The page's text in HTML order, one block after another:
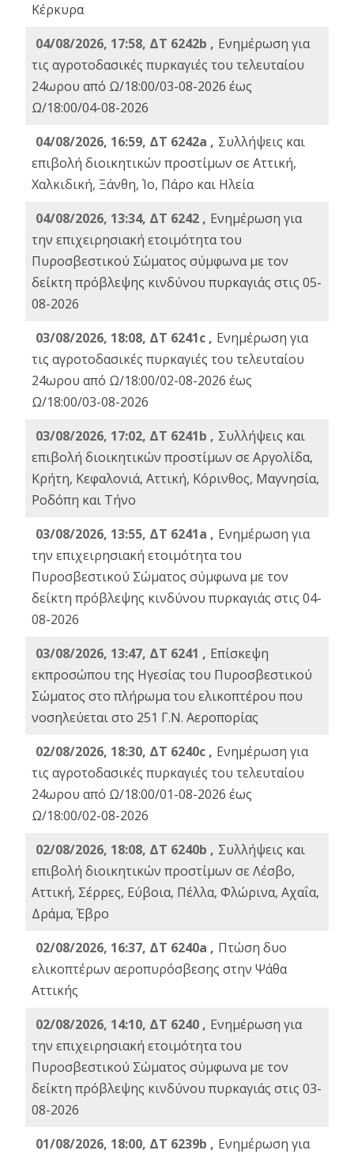
Κέρκυρα
04/08/2026, 17:58, ΔΤ 6242b , Ενημέρωση για
τις αγροτοδασικές πυρκαγιές του τελευταίου
24ωρου από Ω/18:00/03-08-2026 έως
Ω/18:00/04-08-2026
04/08/2026, 16:59, ΔΤ 6242a , Συλλήψεις και
επιβολή διοικητικών προστίμων σε Αττική,
Χαλκιδική, Ξάνθη, Ίο, Πάρο και Ηλεία
04/08/2026, 13:34, ΔΤ 6242 , Ενημέρωση για
την επιχειρησιακή ετοιμότητα του
Πυροσβεστικού Σώματος σύμφωνα με τον
δείκτη πρόβλεψης κινδύνου πυρκαγιάς στις 05-
08-2026
03/08/2026, 18:08, ΔΤ 6241c , Ενημέρωση για
τις αγροτοδασικές πυρκαγιές του τελευταίου
24ωρου από Ω/18:00/02-08-2026 έως
Ω/18:00/03-08-2026
03/08/2026, 17:02, ΔΤ 6241b , Συλλήψεις και
επιβολή διοικητικών προστίμων σε Αργολίδα,
Κρήτη, Κεφαλονιά, Αττική, Κόρινθος, Μαγνησία,
Ροδόπη και Τήνο
03/08/2026, 13:55, ΔΤ 6241a , Ενημέρωση για
την επιχειρησιακή ετοιμότητα του
Πυροσβεστικού Σώματος σύμφωνα με τον
δείκτη πρόβλεψης κινδύνου πυρκαγιάς στις 04-
08-2026
03/08/2026, 13:47, ΔΤ 6241 , Επίσκεψη
εκπροσώπου της Ηγεσίας του Πυροσβεστικού
Σώματος στο πλήρωμα του ελικοπτέρου που
νοσηλεύεται στο 251 Γ.Ν. Αεροπορίας
02/08/2026, 18:30, ΔΤ 6240c , Ενημέρωση για
τις αγροτοδασικές πυρκαγιές του τελευταίου
24ωρου από Ω/18:00/01-08-2026 έως
Ω/18:00/02-08-2026
02/08/2026, 18:08, ΔΤ 6240b , Συλλήψεις και
επιβολή διοικητικών προστίμων σε Λέσβο,
Αττική, Σέρρες, Εύβοια, Πέλλα, Φλώρινα, Αχαΐα,
Δράμα, Έβρο
02/08/2026, 16:37, ΔΤ 6240a , Πτώση δυο
ελικοπτέρων αεροπυρόσβεσης στην Ψάθα
Αττικής
02/08/2026, 14:10, ΔΤ 6240 , Ενημέρωση για
την επιχειρησιακή ετοιμότητα του
Πυροσβεστικού Σώματος σύμφωνα με τον
δείκτη πρόβλεψης κινδύνου πυρκαγιάς στις 03-
08-2026
01/08/2026, 18:00, ΔΤ 6239b , Ενημέρωση για